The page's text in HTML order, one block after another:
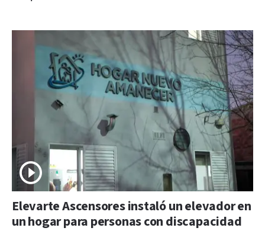
Elevarte Ascensores instaló un elevador en
un hogar para personas con discapacidad